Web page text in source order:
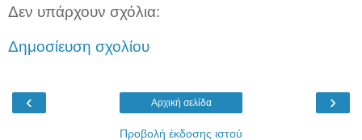
Δεν υπάρχουν σχόλια:
Δημοσίευση σχολίου
‹ ›
Αρχική σελίδα
Προβολή έκδοσης ιστού